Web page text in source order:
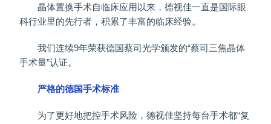
晶体置换手术自临床应用以来，德视佳一直是国际眼
科行业里的先行者，积累了丰富的临床经验。
我们连续9年荣获德国蔡司光学颁发的“蔡司三焦晶体
手术量”认证。
严格的德国手术标准
为了更好地把控手术风险，德视佳坚持每台手术都“复